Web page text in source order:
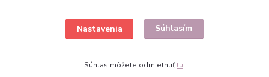
www.3dcko.sk
Nastavenia Súhlasím
Súhlas môžete odmietnuťtu.